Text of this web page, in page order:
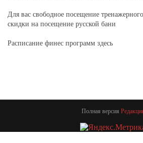
Для вас свободное посещение
скидки на посещение русской бани
Расписание финес программ здесь
Полная версия